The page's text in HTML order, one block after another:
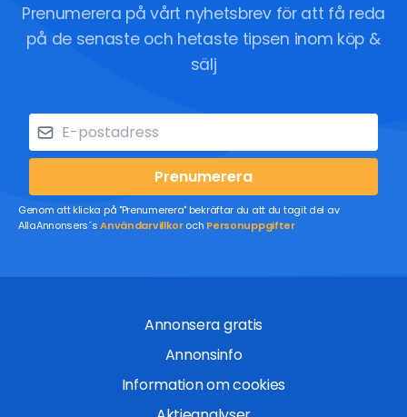
Prenumerera på vårt nyhetsbrev för att få reda
på de senaste och hetaste tipsen inom köp &
sälj
Prenumerera
Genom att klicka på "Prenumerera" bekräftar du att du tagit del av
AllaAnnonsers´sAnvändarvillkoroch Personuppgifter
Annonsera gratis
Annonsinfo
Information om cookies